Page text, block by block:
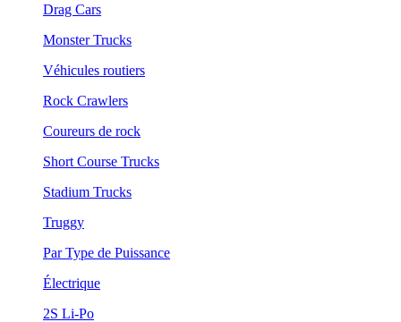
Drag Cars
Monster Trucks
Véhicules routiers
Rock Crawlers
Coureurs de rock
Short Course Trucks
Stadium Trucks
Truggy
Par Type de Puissance
Électrique
2S Li-Po